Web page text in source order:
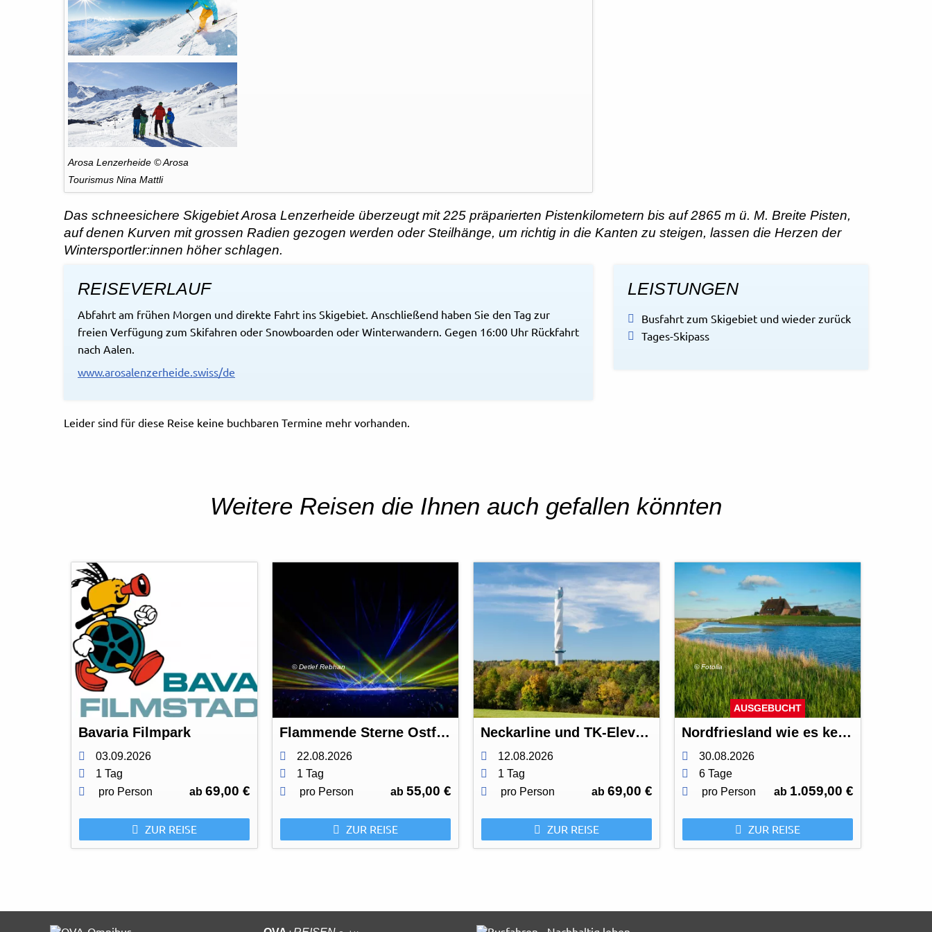
© Fotolia
Arosa Lenzerheide © Arosa
Tourismus Nina Mattli
NIna Mattli
© Arosa Tourismus
Das schneesichere Skigebiet Arosa Lenzerheide überzeugt mit 225 präparierten Pistenkilometern bis auf 2865 m ü. M. Breite Pisten,
auf denen Kurven mit grossen Radien gezogen werden oder Steilhänge, um richtig in die Kanten zu steigen, lassen die Herzen der
Wintersportler:innen höher schlagen.
REISEVERLAUF
Abfahrt am frühen Morgen und direkte Fahrt ins Skigebiet. Anschließend haben Sie den Tag zur
freien Verfügung zum Skifahren oder Snowboarden oder Winterwandern. Gegen 16:00 Uhr Rückfahrt
nach Aalen.
www.arosalenzerheide.swiss/de
LEISTUNGEN
Busfahrt zum Skigebiet und wieder zurück
Tages-Skipass
Leider sind für diese Reise keine buchbaren Termine mehr vorhanden.
Weitere Reisen die Ihnen auch gefallen könnten
Bavaria Filmpark
03.09.2026
1 Tag
pro Person
ab 69,00 €
ZUR REISE
© Detlef Rebhan
Flammende Sterne Ostfildern
22.08.2026
1 Tag
pro Person
ab 55,00 €
ZUR REISE
Neckarline und TK-Elevator Testturm
12.08.2026
1 Tag
pro Person
ab 69,00 €
ZUR REISE
© Fotolia
AUSGEBUCHT
Nordfriesland wie es keiner kennt
30.08.2026
6 Tage
pro Person
ab 1.059,00 €
ZUR REISE